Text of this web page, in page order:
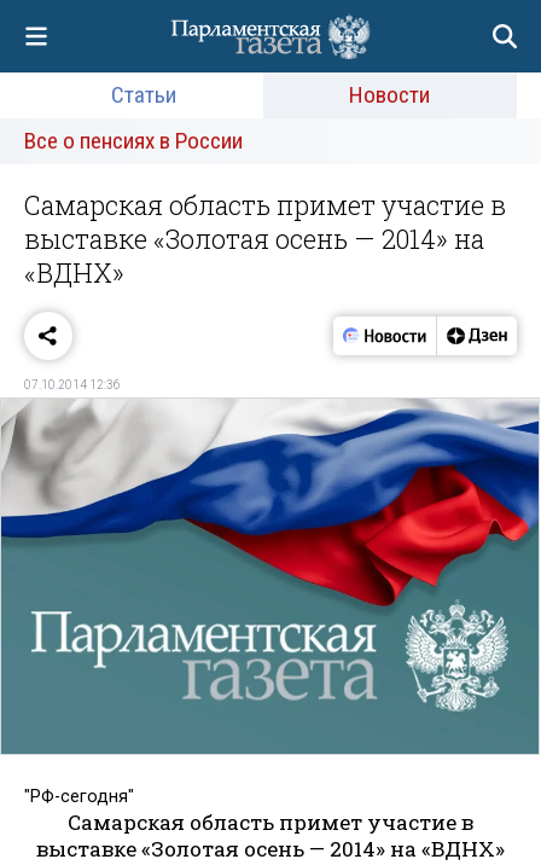
Статьи
Новости
Все о пенсиях в России
Самарская область примет участие в
выставке «Золотая осень — 2014» на
«ВДНХ»
07.10.2014 12:36
"РФ-сегодня"
Самарская область примет участие в
выставке «Золотая осень — 2014» на «ВДНХ»